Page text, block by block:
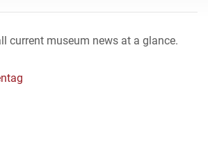
current museum news at a glance.